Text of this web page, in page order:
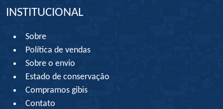
INSTITUCIONAL
Sobre
Política de vendas
Sobre o envio
Estado de conservação
Compramos gibis
Contato